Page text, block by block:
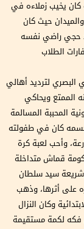
كان يخيب زملاءه في
حيث كان
حجي راضي نفسه
الطلاب
لترديد أهالي
الممتع ويحاكي
المحببة المسالمة
جسمه كان في طفولته
وأحب لعبة كرة
كومة قماش متداخلة
وشريعة سيد سلطان
على أثرها، وذهب
وكان النزال
فكه لكمة مستقيمة